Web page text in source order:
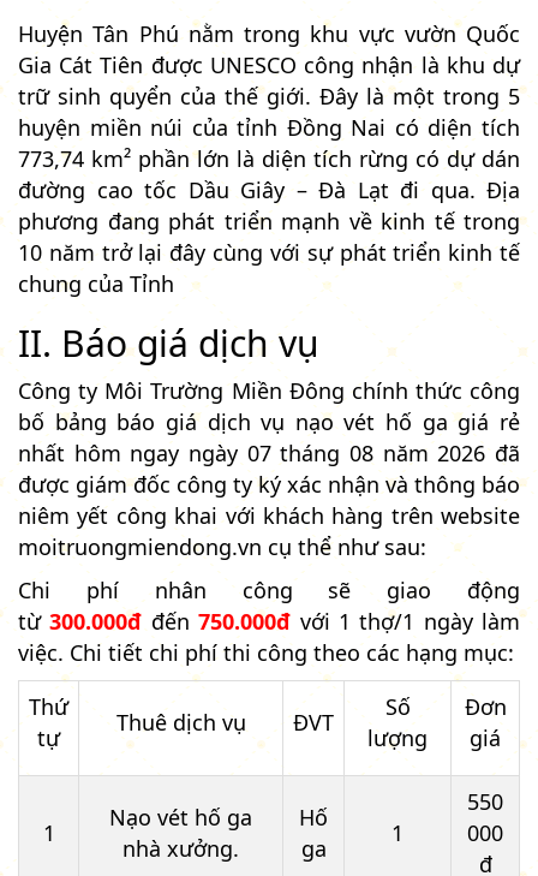
Huyện Tân Phú nằm trong khu vực vườn Quốc
Gia Cát Tiên được UNESCO công nhận là khu dự
trữ sinh quyển của thế giới. Đây là một trong 5
huyện miền núi của tỉnh Đồng Nai có diện tích
773,74 km² phần lớn là diện tích rừng có dự dán
đường cao tốc Dầu Giây – Đà Lạt đi qua. Địa
phương đang phát triển mạnh về kinh tế trong
10 năm trở lại đây cùng với sự phát triển kinh tế
chung của Tỉnh
II. Báo giá dịch vụ
Công ty Môi Trường Miền Đông chính thức công
bố bảng báo giá dịch vụ nạo vét hố ga giá rẻ
nhất hôm ngay ngày 07 tháng 08 năm 2026 đã
được giám đốc công ty ký xác nhận và thông báo
niêm yết công khai với khách hàng trên website
moitruongmiendong.vn cụ thể như sau:
Chi phí nhân công sẽ giao động
từ300.000đ đến750.000đ với 1 thợ/1 ngày làm
việc. Chi tiết chi phí thi công theo các hạng mục:
Thứ
tự
Thuê dịch vụ ĐVT
Số
lượng
Đơn
giá
1
Nạo vét hố ga
nhà xưởng.
Hố
ga
1
550
000
đ